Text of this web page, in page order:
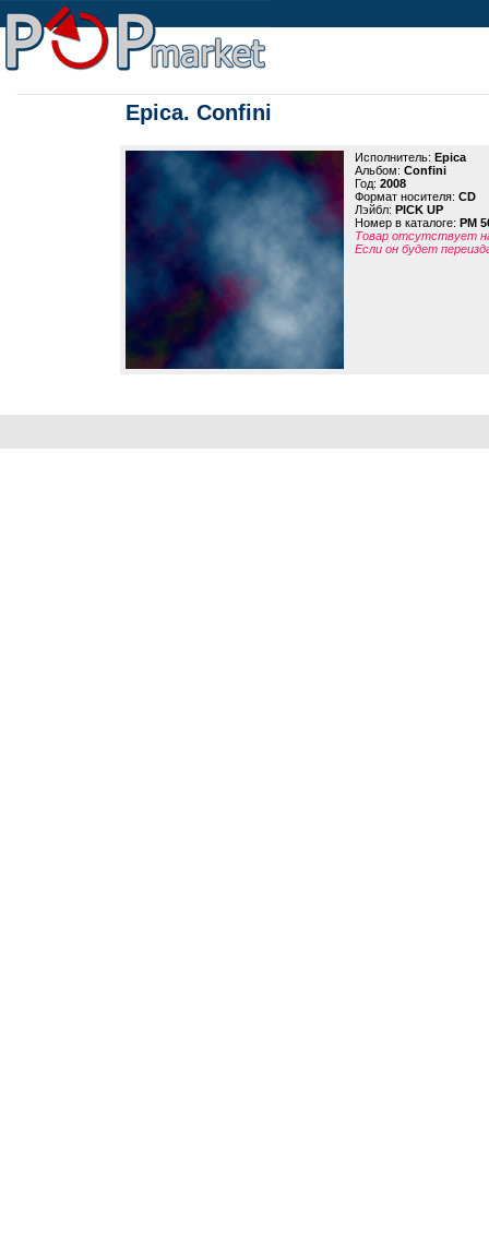
Epica. Confini
Исполнитель: Epica
Альбом: Confini
Год: 2008
Формат носителя: CD
Лэйбл: PICK UP
Номер в каталоге: PM
Товар отсутствует
Если он будет